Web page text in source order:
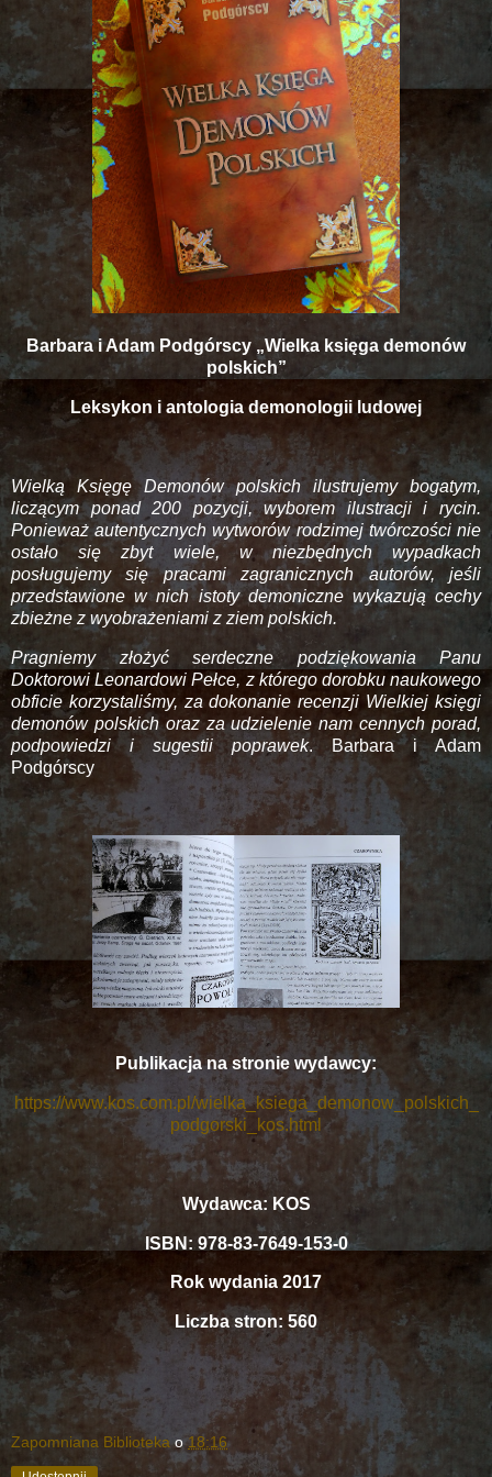
Barbara i Adam Podgórscy „Wielka księga demonów
polskich”
Leksykon i antologia demonologii ludowej
Wielką Księgę Demonów polskich ilustrujemy bogatym,
liczącym ponad 200 pozycji, wyborem ilustracji i rycin.
Ponieważ autentycznych wytworów rodzimej twórczości nie
ostało się zbyt wiele, w niezbędnych wypadkach
posługujemy się pracami zagranicznych autorów, jeśli
przedstawione w nich istoty demoniczne wykazują cechy
zbieżne z wyobrażeniami z ziem polskich.
Pragniemy złożyć serdeczne podziękowania Panu
Doktorowi Leonardowi Pełce, z którego dorobku naukowego
obficie korzystaliśmy, za dokonanie recenzji Wielkiej księgi
demonów polskich oraz za udzielenie nam cennych porad,
podpowiedzi i sugestii poprawek. Barbara i Adam
Podgórscy
Publikacja na stronie wydawcy:
https://www.kos.com.pl/wielka_ksiega_demonow_polskich_
podgorski_kos.html
Wydawca: KOS
ISBN: 978-83-7649-153-0
Rok wydania 2017
Liczba stron: 560
Zapomniana Biblioteka o18:16